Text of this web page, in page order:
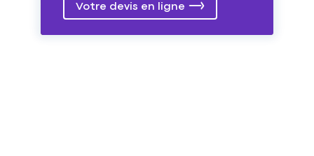
Votre devis en ligne